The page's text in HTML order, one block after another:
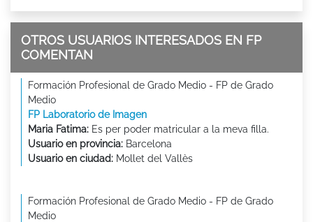
OTROS USUARIOS INTERESADOS EN FP
COMENTAN
Formación Profesional de Grado Medio - FP de Grado
Medio
FP Laboratorio de Imagen
Maria Fatima: Es per poder matricular a la meva filla.
Usuario en provincia: Barcelona
Usuario en ciudad: Mollet del Vallès
Formación Profesional de Grado Medio - FP de Grado
Medio